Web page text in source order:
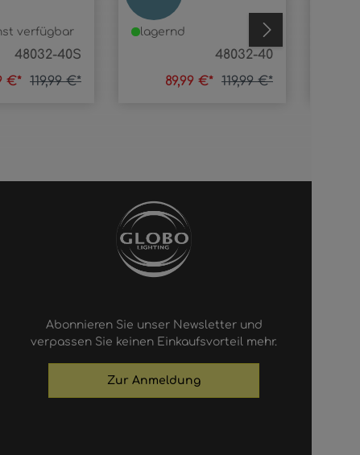
48032-40S
verfügbar
€* 119,99 €*
48032-40
lagernd
89,99 €* 119,99 €*
Abonnieren Sie unser Newsletter und
verpassen Sie keinen Einkaufsvorteil mehr.
Zur Anmeldung